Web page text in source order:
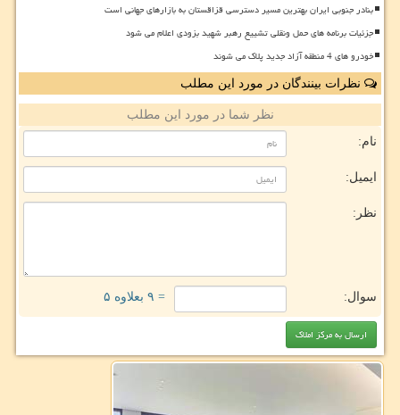
بنادر جنوبی ایران بهترین مسیر دسترسی قزاقستان به بازارهای جهانی است
جزئیات برنامه های حمل ونقلی تشییع رهبر شهید بزودی اعلام می شود
خودرو های 4 منطقه آزاد جدید پلاک می شوند
نظرات بینندگان در مورد این مطلب
نظر شما در مورد این مطلب
نام:
ایمیل:
نظر:
سوال: = ۹ بعلاوه ۵